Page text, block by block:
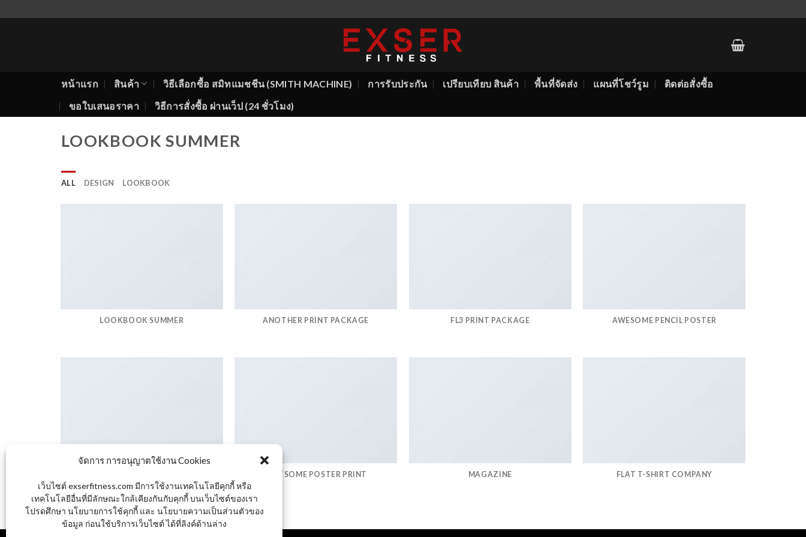
จัดการ การอนุญาตใช้งาน Cookies
เว็บไซต์ exserfitness.com มีการใช้งานเทคโนโลยีคุกกี้ หรือ
เทคโนโลยีอื่นที่มีลักษณะใกล้เคียงกันกับคุกกี้ บนเว็บไซต์ของเรา
โปรดศึกษา นโยบายการใช้คุกกี้ และ นโยบายความเป็นส่วนตัวของ
ข้อมูล ก่อนใช้บริการเว็บไซต์ ได้ที่ลิงค์ด้านล่าง
to
หน้าแรก สินค้า วิธีเลือกซื้อ สมิทแมชชีน (SMITH MACHINE) การรับประกัน เปรียบเทียบ สินค้า พื้นที่จัดส่ง แผนที่โชว์รูม
ติดต่อสั่งซื้อ
ขอใบเสนอราคา
วิธีการสั่งซื้อ ผ่านเว็ป (24 ชั่วโมง)
LOOKBOOK SUMMER
ALL DESIGN LOOKBOOK
LOOKBOOK SUMMER ANOTHER PRINT PACKAGE FL3 PRINT PACKAGE AWESOME PENCIL POSTER
FLATSOME POSTER PRINT MAGAZINE FLAT T-SHIRT COMPANY